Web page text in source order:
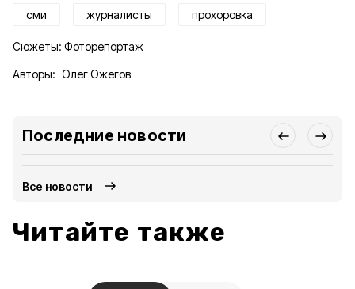
сми журналисты прохоровка
Сюжеты: Фоторепортаж
Авторы: Олег Ожегов
Последние новости
Все новости
Читайте также